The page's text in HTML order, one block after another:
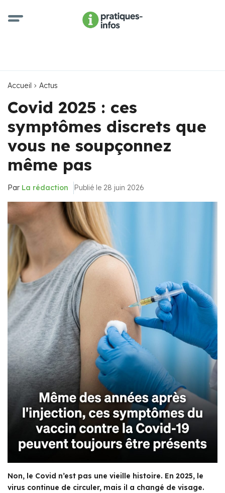
Accueil Actus
Covid 2025 : ces
symptômes discrets que
vous ne soupçonnez
même pas
Par La rédaction Publié le 28 juin 2026
Non, le Covid n’est pas une vieille histoire. En 2025, le
virus continue de circuler, mais il a changé de visage.